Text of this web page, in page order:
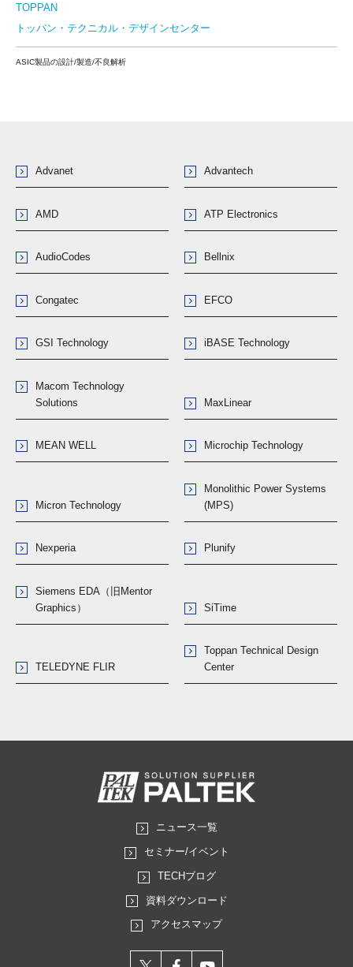
TOPPAN
トッパン・テクニカル・デザインセンター
ASIC製品の設計/製造/不良解析
Advanet Advantech
AMD ATP Electronics
AudioCodes Bellnix
Congatec EFCO
GSI Technology iBASE Technology
Macom Technology
Solutions
MaxLinear
MEAN WELL Microchip Technology
Micron Technology
Monolithic Power Systems
(MPS)
Nexperia Plunify
Siemens EDA（旧Mentor
Graphics）
SiTime
TELEDYNE FLIR
Toppan Technical Design
Center
ニュース一覧
セミナー/イベント
TECHブログ
資料ダウンロード
アクセスマップ
X facebook